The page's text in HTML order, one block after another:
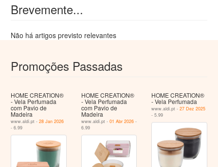
Brevemente...
Não há artigos previsto relevantes
Promoções Passadas
HOME CREATION®
- Vela Perfumada
com Pavio de
Madeira
www.aldi.pt -28 Jan 2026
- 6.99
HOME CREATION®
- Vela Perfumada
com Pavio de
Madeira
www.aldi.pt - 01 Abr 2026-
6.99
HOME CREATION®
- Vela Perfumada
www.aldi.pt -27 Dez 2025
- 5.99